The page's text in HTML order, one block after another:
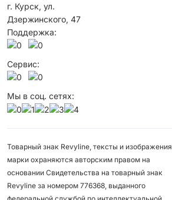
г. Курск, ул.
Дзержинского, 47
Поддержка:
Сервис:
Мы в соц. сетях:
Товарный знак Revyline, тексты и изображения
марки охраняются авторским правом на
основании Свидетельства на товарный знак
Revyline за номером 776368, выданного